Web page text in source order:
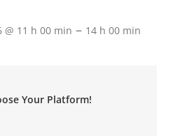
11 h 00 min – 14 h 00 min
Your Platform!